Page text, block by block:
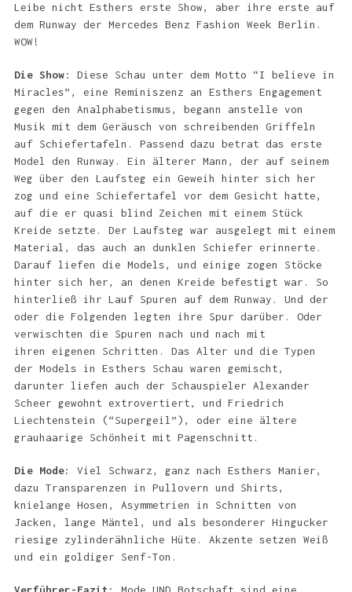
Leibe nicht Esthers erste Show, aber ihre erste auf
dem Runway der Mercedes Benz Fashion Week Berlin.
WOW!
Die Show: Diese Schau unter dem Motto “I believe in
Miracles”, eine Reminiszenz an Esthers Engagement
gegen den Analphabetismus, begann anstelle von
Musik mit dem Geräusch von schreibenden Griffeln
auf Schiefertafeln. Passend dazu betrat das erste
Model den Runway. Ein älterer Mann, der auf seinem
Weg über den Laufsteg ein Geweih hinter sich her
zog und eine Schiefertafel vor dem Gesicht hatte,
auf die er quasi blind Zeichen mit einem Stück
Kreide setzte. Der Laufsteg war ausgelegt mit einem
Material, das auch an dunklen Schiefer erinnerte.
Darauf liefen die Models, und einige zogen Stöcke
hinter sich her, an denen Kreide befestigt war. So
hinterließ ihr Lauf Spuren auf dem Runway. Und der
oder die Folgenden legten ihre Spur darüber. Oder
verwischten die Spuren nach und nach mit
ihren eigenen Schritten. Das Alter und die Typen
der Models in Esthers Schau waren gemischt,
darunter liefen auch der Schauspieler Alexander
Scheer gewohnt extrovertiert, und Friedrich
Liechtenstein (“Supergeil”), oder eine ältere
grauhaarige Schönheit mit Pagenschnitt.
Die Mode: Viel Schwarz, ganz nach Esthers Manier,
dazu Transparenzen in Pullovern und Shirts,
knielange Hosen, Asymmetrien in Schnitten von
Jacken, lange Mäntel, und als besonderer Hingucker
riesige zylinderähnliche Hüte. Akzente setzen Weiß
und ein goldiger Senf-Ton.